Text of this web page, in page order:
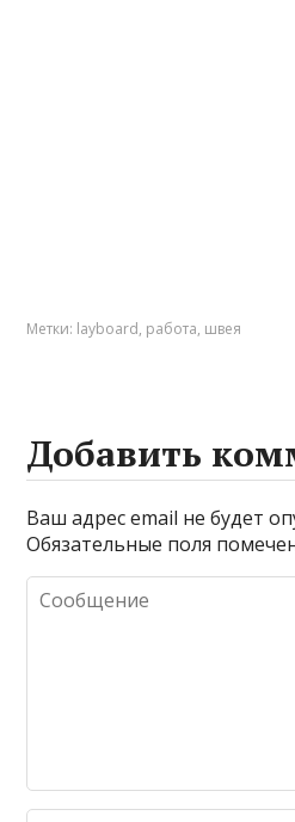
Метки: layboard, работа, швея
Добавить
Ваш адрес email не будет
Обязательные поля